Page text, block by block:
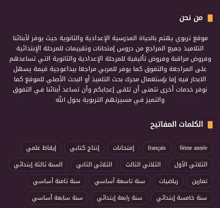
من نحن
موقع تربوي يهتم بالحياة المدرسية الإعدادية والثانوية حيث يوفر لأبنائنا
التلاميذ جميع المراجع من دروس إمتحانات وتقييمات للمرحلة الإبتدائية
وفروض مراقبة وفروض تأليفية للمرحلة الإعدادية والثانوية التي تساعدهم
على المراجعة والتفوق كما يوفر للمربي مراجعا بيداغوجية قيمة يسهل
الابحار فيه إما بإستعمال محرك بحث التلميذ أو البحث الأصلي للموقع كما
نوفر خدمات أخرى نتمنى أن تلقى إعجابكم وأن تساعد أبنائنا في التفوق
والتميز في مسيرتهم التربوية بحول الله
الكلمات المفاتيح
6ème année
français إمتحانات إنتاج كتابي
إيقاظ علمي
الثلاثي الأول
الثلاثي الثالث الثلاثي الثاني
السنة ثالثة إبتدائي
تمارين
رياضيات سنة تاسعة أساسي
سنة ثامنة أساسي
سنة خامسة إبتدائي
سنة رابعة إبتدائي سنة سابعة أساسي